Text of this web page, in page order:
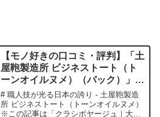
【モノ好きの口コミ・評判】「土
屋鞄製造所 ビジネストート（ト
ーンオイルヌメ）（バック）」を
実際に使ってみた正直感想
# 職人技が光る日本の誇り - 土屋鞄製造
所 ビジネストート（トーンオイルヌメ）
※この記事は「クラシボヤージュ｜大人